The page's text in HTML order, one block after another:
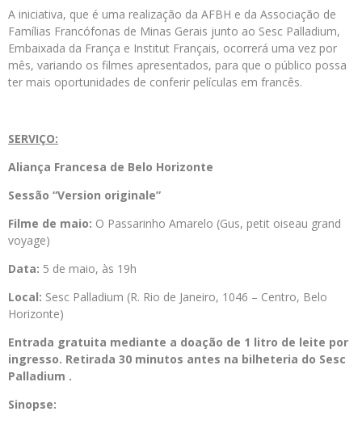
A iniciativa, que é uma realização da AFBH e da Associação de
Famílias Francófonas de Minas Gerais junto ao Sesc Palladium,
Embaixada da França e Institut Français, ocorrerá uma vez por
mês, variando os filmes apresentados, para que o público possa
ter mais oportunidades de conferir películas em francês.
SERVIÇO:
Aliança Francesa de Belo Horizonte
Sessão “Version originale”
Filme de maio: O Passarinho Amarelo (Gus, petit oiseau grand
voyage)
Data: 5 de maio, às 19h
Local: Sesc Palladium (R. Rio de Janeiro, 1046 – Centro, Belo
Horizonte)
Entrada gratuita mediante a doação de 1 litro de leite por
ingresso. Retirada 30 minutos antes na bilheteria do Sesc
Palladium .
Sinopse: